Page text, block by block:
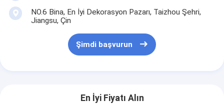
NO.6 Bina, En İyi Dekorasyon Pazarı, Taizhou Şehri,
Jiangsu, Çin
Şimdi başvurun
En İyi Fiyatı Alın